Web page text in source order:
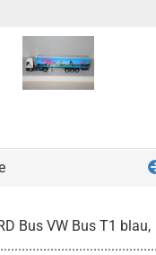
Bus VW Bus T1 blau,